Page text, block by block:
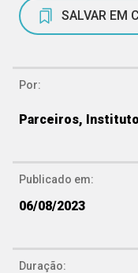
SALVAR EM
Por:
Parceiros,
Publicado em:
06/08/2023
Duração: